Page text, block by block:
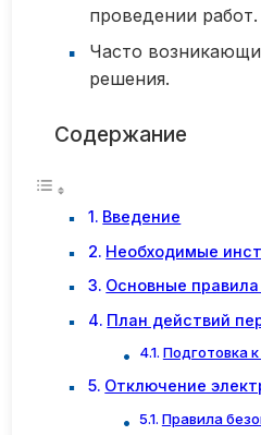
проведении работ.
Часто
решения.
Содержание
Введение
Необходимые
Основные
План действий
Подготовка
Отключение
Правила